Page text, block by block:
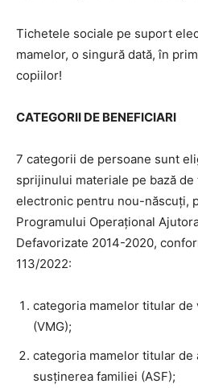
Tichetele sociale pe suport
mamelor, o singură dată, în
copiilor!
CATEGORII DE BENEFICIARI
7 categorii de persoane sunt
sprijinului materiale pe bază
electronic pentru nou-născuți,
Programului Operațional
Defavorizate 2014-2020,
113/2022:
categoria mamelor titular de
(VMG);
categoria mamelor titular de
susținerea familiei (ASF);